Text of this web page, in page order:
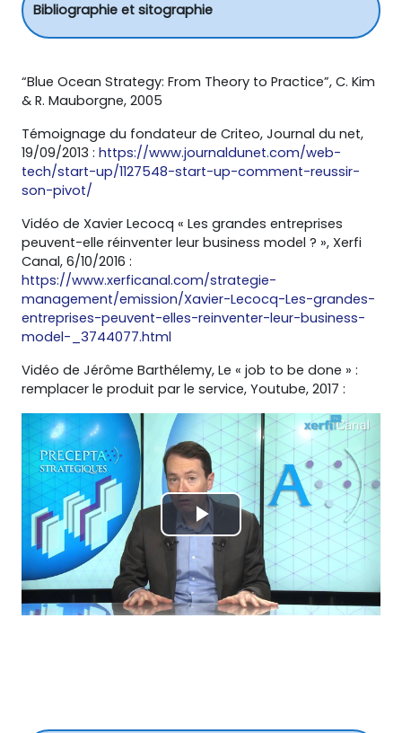
Bibliographie et sitographie
“Blue Ocean Strategy: From Theory to Practice”, C. Kim
& R. Mauborgne, 2005
Témoignage du fondateur de Criteo, Journal du net,
19/09/2013 : https://www.journaldunet.com/web-
tech/start-up/1127548-start-up-comment-reussir-
son-pivot/
Vidéo de Xavier Lecocq « Les grandes entreprises
peuvent-elle réinventer leur business model ? », Xerfi
Canal, 6/10/2016 :
https://www.xerficanal.com/strategie-
management/emission/Xavier-Lecocq-Les-grandes-
entreprises-peuvent-elles-reinventer-leur-business-
model-_3744077.html
Vidéo de Jérôme Barthélemy, Le « job to be done » :
remplacer le produit par le service, Youtube, 2017 :
Lire
la
vidéo